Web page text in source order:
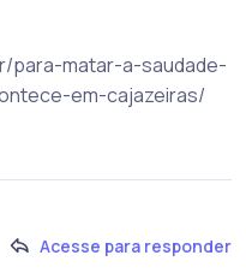
para-matar-a-saudade-
em-cajazeiras/
Acesse para responder